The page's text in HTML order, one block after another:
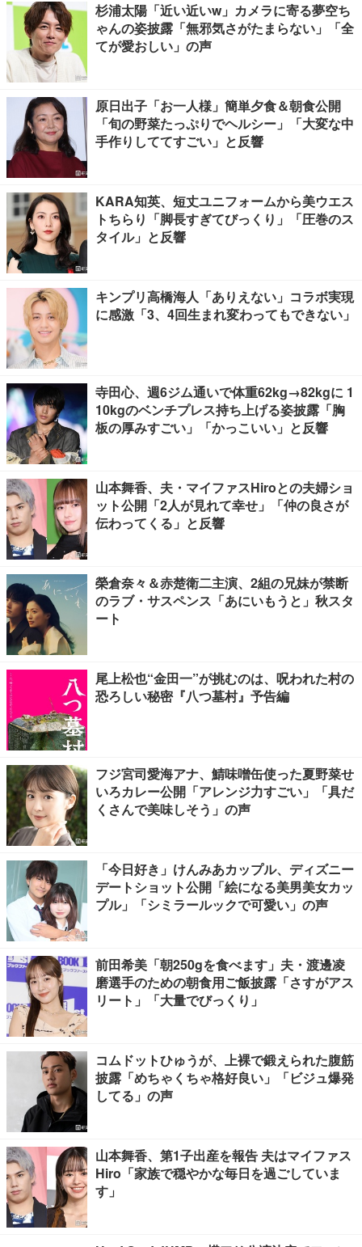
杉浦太陽「近い近いw」カメラに寄る夢空ち
ゃんの姿披露「無邪気さがたまらない」「全
てが愛おしい」の声
原日出子「お一人様」簡単夕食＆朝食公開
「旬の野菜たっぷりでヘルシー」「大変な中
手作りしててすごい」と反響
KARA知英、短丈ユニフォームから美ウエス
トちらり「脚長すぎてびっくり」「圧巻のス
タイル」と反響
キンプリ高橋海人「ありえない」コラボ実現
に感激「3、4回生まれ変わってもできない」
寺田心、週6ジム通いで体重62kg→82kgに 1
10kgのベンチプレス持ち上げる姿披露「胸
板の厚みすごい」「かっこいい」と反響
山本舞香、夫・マイファスHiroとの夫婦ショ
ット公開「2人が見れて幸せ」「仲の良さが
伝わってくる」と反響
榮倉奈々＆赤楚衛二主演、2組の兄妹が禁断
のラブ・サスペンス「あにいもうと」秋スタ
ート
尾上松也“金田一”が挑むのは、呪われた村の
恐ろしい秘密『八つ墓村』予告編
フジ宮司愛海アナ、鯖味噌缶使った夏野菜せ
いろカレー公開「アレンジ力すごい」「具だ
くさんで美味しそう」の声
「今日好き」けんみあカップル、ディズニー
デートショット公開「絵になる美男美女カッ
プル」「シミラールックで可愛い」の声
前田希美「朝250gを食べます」夫・渡邊凌
磨選手のための朝食用ご飯披露「さすがアス
リート」「大量でびっくり」
コムドットひゅうが、上裸で鍛えられた腹筋
披露「めちゃくちゃ格好良い」「ビジュ爆発
してる」の声
山本舞香、第1子出産を報告 夫はマイファス
Hiro「家族で穏やかな毎日を過ごしていま
す」